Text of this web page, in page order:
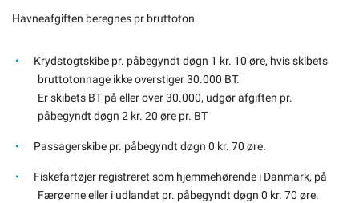
Havneafgiften beregnes pr bruttoton.
Krydstogtskibe pr. påbegyndt døgn 1 kr. 10 øre, hvis skibets
bruttotonnage ikke overstiger 30.000 BT.
Er skibets BT på eller over 30.000, udgør afgiften pr.
påbegyndt døgn 2 kr. 20 øre pr. BT
Passagerskibe pr. påbegyndt døgn 0 kr. 70 øre.
Fiskefartøjer registreret som hjemmehørende i Danmark, på
Færøerne eller i udlandet pr. påbegyndt døgn 0 kr. 70 øre.